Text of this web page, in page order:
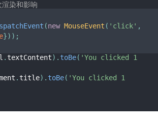
染和影响
(new MouseEvent ( 'click' ,
}) ) ;
. textContent) . toBe( 'You clicked 1
. title) . toBe( 'You clicked 1